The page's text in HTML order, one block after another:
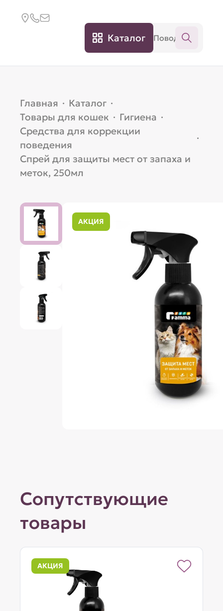
Каталог
Главная · Каталог ·
Товары для кошек · Гигиена ·
Средства для коррекции
поведения
·
Спрей для защиты мест от запаха и
меток, 250мл
АКЦИЯ
Сопутствующие
товары
АКЦИЯ